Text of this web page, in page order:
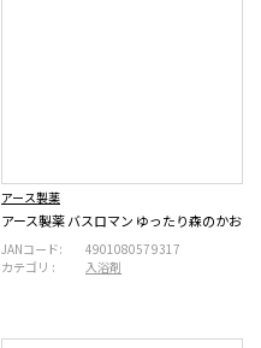
アース製薬
アース製薬 バスロマン ゆったり森のかお
JANコード:
4901080579317
カテゴリ :
入浴剤